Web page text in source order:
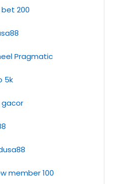
200
Pragmatic
5k
member 100